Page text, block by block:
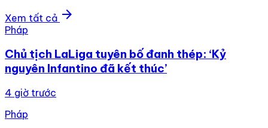
Xem tất cả arrow_forward
Pháp
Chủ tịch LaLiga tuyên bố đanh thép: ‘Kỷ
nguyên Infantino đã kết thúc’
4 giờ trước
Pháp